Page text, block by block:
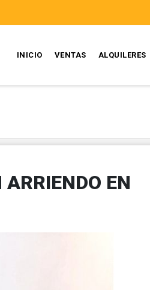
INICIO VENTAS ALQUILERES
EN